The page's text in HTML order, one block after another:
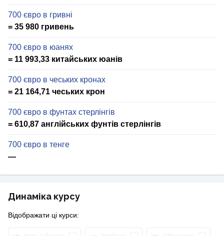
700 євро в гривні
= 35 980 гривень
700 євро в юанях
= 11 993,33 китайських юанів
700 євро в чеських кронах
= 21 164,71 чеських крон
700 євро в фунтах стерлінгів
= 610,87 англійських фунтів стерлінгів
700 євро в тенге
—
Динаміка курсу
Відображати ці курси: